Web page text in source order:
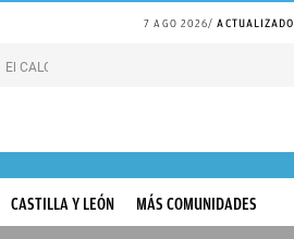
7 AGO 2026 ACTUALIZADO
El CALOR de Suiza
CASTILLA Y LEÓN
MÁS COMUNIDADES